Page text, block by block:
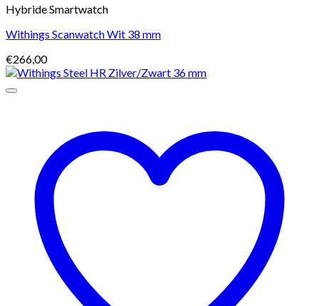
Hybride Smartwatch
Withings Scanwatch Wit 38 mm
€266,00